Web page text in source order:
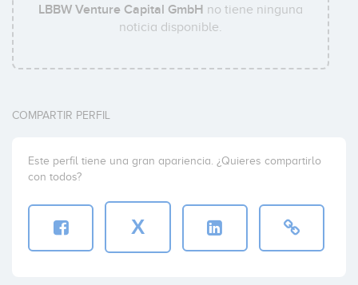
LBBW Venture Capital GmbH no tiene ninguna
noticia disponible.
COMPARTIR PERFIL
Este perfil tiene una gran apariencia. ¿Quieres compartirlo
con todos?
X